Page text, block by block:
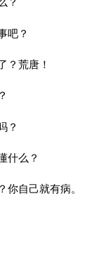
吧？
？荒唐！
？
什么？
你自己就有病。